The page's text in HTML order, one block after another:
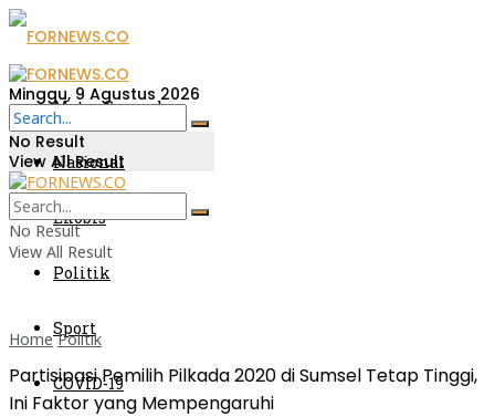
Metro Sumsel
Nasional
Ekobis
Politik
Sport
COVID-19
Minggu, 9 Agustus 2026
No Result
View All Result
No Result
View All Result
Home Politik
Partisipasi Pemilih Pilkada 2020 di Sumsel Tetap Tinggi,
Ini Faktor yang Mempengaruhi